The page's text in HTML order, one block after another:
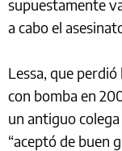
supuestamente
a cabo el
Lessa, que
con bomba en
un antiguo
“aceptó de buen